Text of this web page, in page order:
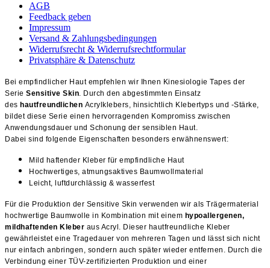
AGB
Feedback geben
Impressum
Versand & Zahlungsbedingungen
Widerrufsrecht & Widerrufsrechtformular
Privatsphäre & Datenschutz
Bei empfindlicher Haut empfehlen wir Ihnen Kinesiologie Tapes der
Serie Sensitive Skin. Durch den abgestimmten Einsatz
des hautfreundlichen Acrylklebers, hinsichtlich Klebertyps und -Stärke,
bildet diese Serie einen hervorragenden Kompromiss zwischen
Anwendungsdauer und Schonung der sensiblen Haut.
Dabei sind folgende Eigenschaften besonders erwähnenswert:
Mild haftender Kleber für empfindliche Haut
Hochwertiges, atmungsaktives Baumwollmaterial
Leicht, luftdurchlässig & wasserfest
Für die Produktion der Sensitive Skin verwenden wir als Trägermaterial
hochwertige Baumwolle in Kombination mit einem hypoallergenen,
mildhaftenden Kleber aus Acryl. Dieser hautfreundliche Kleber
gewährleistet eine Tragedauer von mehreren Tagen und lässt sich nicht
nur einfach anbringen, sondern auch später wieder entfernen. Durch die
Verbindung einer TÜV-zertifizierten Produktion und einer